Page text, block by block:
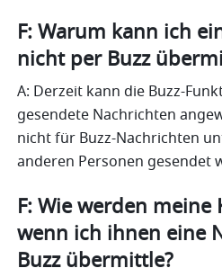
F: Warum kann ich
nicht per Buzz
A: Derzeit kann die Buzz-
gesendete Nachrichten
nicht für Buzz-Nachrichten
anderen Personen gesendet
F: Wie werden
wenn ich ihnen eine
Buzz übermittle?